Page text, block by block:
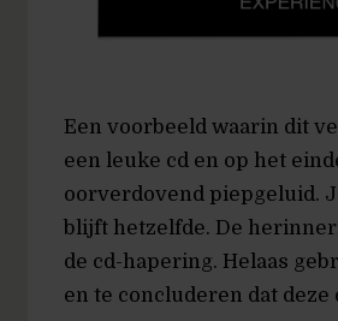
Een voorbeeld waarin dit
een leuke cd en op het
oorverdovend piepgeluid.
blijft hetzelfde. De
de cd-hapering. Helaas
en te concluderen dat deze